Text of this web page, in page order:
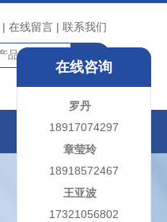
| 在线留言 | 联系我们
联系我们
在线咨询
罗丹
18917074297
章莹玲
18918572467
王亚波
17321056802